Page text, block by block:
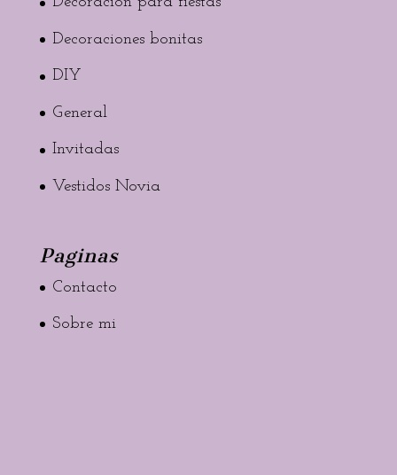
Decoraciones bonitas
DIY
General
Invitadas
Vestidos Novia
Paginas
Contacto
Sobre mi